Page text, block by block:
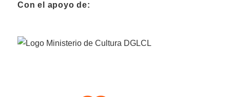
Con el apoyo de: